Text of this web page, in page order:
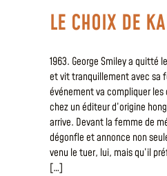
LE CHOIX DE
1963. George Smiley a quitté
et vit tranquillement avec sa
événement va compliquer les
chez un éditeur d’origine
arrive. Devant la femme de
dégonfle et annonce non
venu le tuer, lui, mais qu’il
[…]